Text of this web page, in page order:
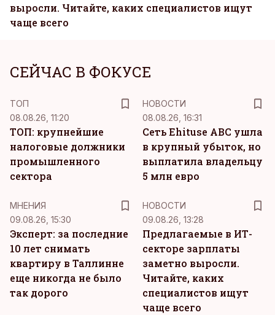
выросли. Читайте, каких специалистов ищут
чаще всего
СЕЙЧАС В ФОКУСЕ
ТОП
08.08.26, 11:20
ТОП: крупнейшие
налоговые должники
промышленного
сектора
НОВОСТИ
08.08.26, 16:31
Сеть Ehituse ABC ушла
в крупный убыток, но
выплатила владельцу
5 млн евро
MНЕНИЯ
09.08.26, 15:30
Эксперт: за последние
10 лет снимать
квартиру в Таллинне
еще никогда не было
так дорого
НОВОСТИ
09.08.26, 13:28
Предлагаемые в ИТ-
секторе зарплаты
заметно выросли.
Читайте, каких
специалистов ищут
чаще всего